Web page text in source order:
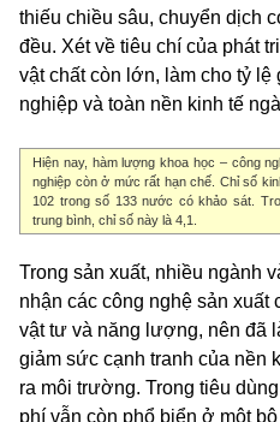
thiếu chiều sâu, chuyển dịch
đều. Xét về tiêu chí của phát
vật chất còn lớn, làm cho tỷ lệ
nghiệp và toàn nền kinh tế
Hiện nay, hàm lượng khoa học – công
nghiệp còn ở mức rất hạn chế. Chỉ số
102 trong số 133 nước có khảo sát.
trung bình, chỉ số này là 4,1.
Trong sản xuất, nhiều ngành
nhận các công nghệ sản
vật tư và năng lượng, nên đã
giảm sức cạnh tranh của nền
ra môi trường. Trong tiêu
phí vẫn còn phổ biển ở một